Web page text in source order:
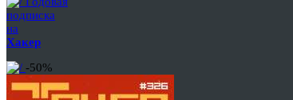
подписка
на
Хакер
-50%